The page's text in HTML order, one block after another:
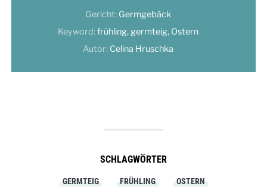
Gericht: Germgebäck
Keyword:frühling, germteig, Ostern
Autor: Celina Hruschka
SCHLAGWÖRTER
GERMTEIG FRÜHLING OSTERN